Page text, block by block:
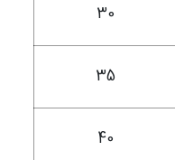
30
35
40